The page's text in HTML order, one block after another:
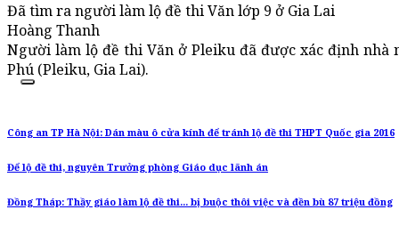
Đã tìm ra người làm lộ đề thi Văn lớp 9 ở Gia Lai
Hoàng Thanh
Người làm lộ đề thi Văn ở Pleiku đã được xác định nhà
Phú (Pleiku, Gia Lai).
Công an TP Hà Nội: Dán màu ô cửa kính để tránh lộ đề thi THPT Quốc gia 2016
Để lộ đề thi, nguyên Trưởng phòng Giáo dục lãnh án
Đồng Tháp: Thầy giáo làm lộ đề thi... bị buộc thôi việc và đền bù 87 triệu đồng